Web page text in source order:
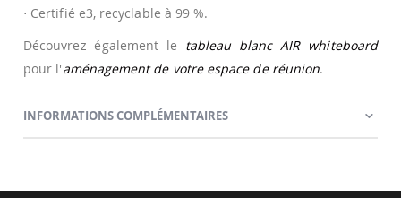
⋅ Certifié e3, recyclable à 99 %.
Découvrez également le tableau blanc AIR whiteboard
pour l'aménagement de votre espace de réunion.
INFORMATIONS COMPLÉMENTAIRES